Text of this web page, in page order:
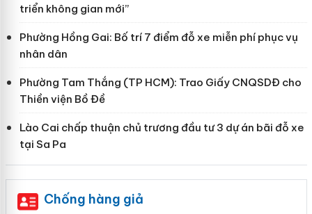
triển không gian mới”
Phường Hồng Gai: Bố trí 7 điểm đỗ xe miễn phí phục vụ
nhân dân
Phường Tam Thắng (TP HCM): Trao Giấy CNQSDĐ cho
Thiền viện Bồ Đề
Lào Cai chấp thuận chủ trương đầu tư 3 dự án bãi đỗ xe
tại Sa Pa
Chống hàng giả